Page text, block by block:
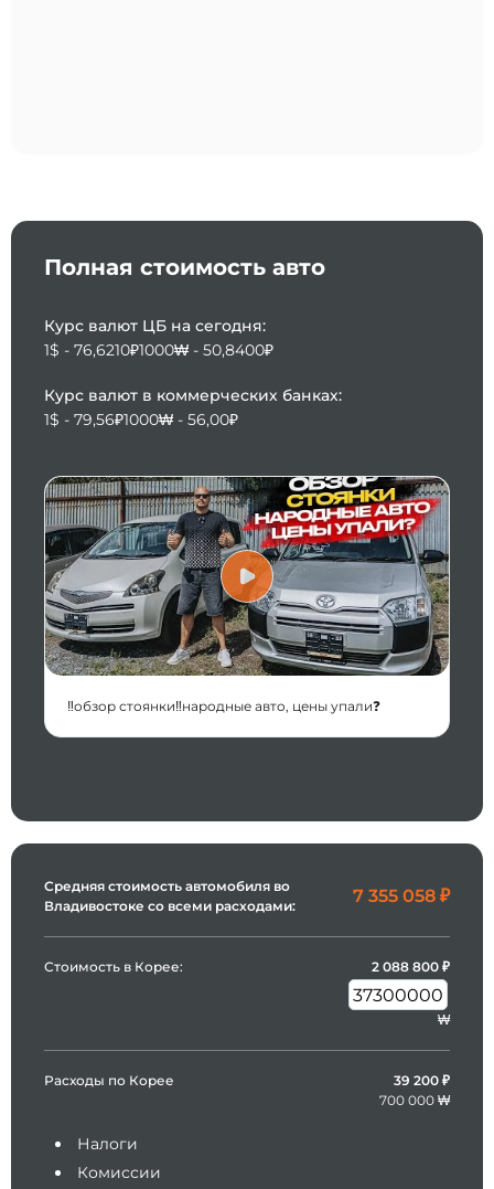
Полная стоимость авто
Курс валют ЦБ на сегодня:
1$ - 76,6210₽1000₩ - 50,8400₽
Курс валют в коммерческих банках:
1$ - 79,56₽1000₩ - 56,00₽
‼️обзор стоянки‼️народные авто, цены упали❓
Средняя стоимость автомобиля во
Владивостоке со всеми расходами:
7 355 058 ₽
Стоимость в Корее: 2 088 800 ₽
₩
Расходы по Корее
39 200 ₽
700 000 ₩
Налоги
Комиссии